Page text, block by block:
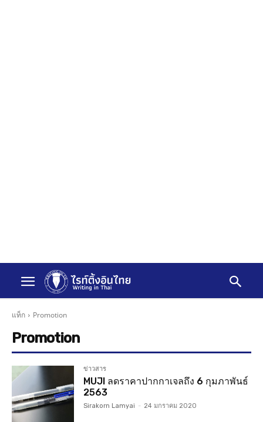
แท็ก Promotion
Promotion
ข่าวสาร
MUJI ลดราคาปากกาเจลถึง 6 กุมภาพันธ์
2563
Sirakorn Lamyai - 24 มกราคม 2020